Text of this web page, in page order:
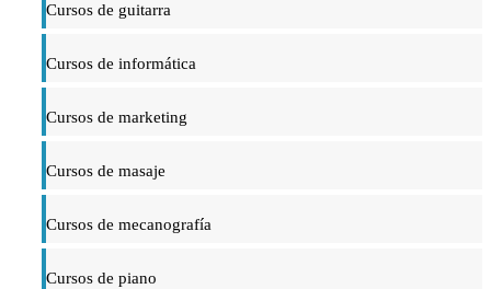
Cursos de guitarra
Cursos de informática
Cursos de marketing
Cursos de masaje
Cursos de mecanografía
Cursos de piano